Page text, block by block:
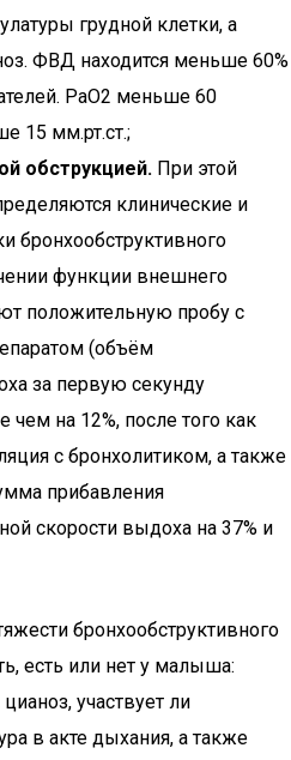
грудной клетки, а
ФВД находится меньше 60%
РаО2 меньше 60
15 мм.рт.ст.;
обструкцией. При этой
клинические и
бронхообструктивного
функции внешнего
положительную пробу с
(объём
за первую секунду
чем на 12%, после того как
с бронхолитиком, а также
прибавления
скорости выдоха на 37% и
бронхообструктивного
есть или нет у малыша:
участвует ли
в акте дыхания, а также